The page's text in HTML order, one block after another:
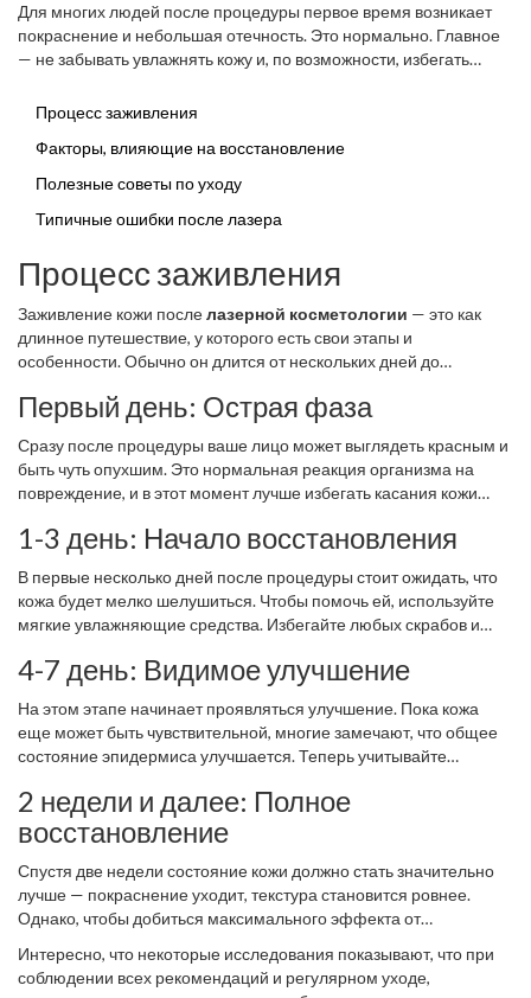
кожу, улучшая текстуру и тон.
Для многих людей после процедуры первое время возникает
покраснение и небольшая отечность. Это нормально. Главное
— не забывать увлажнять кожу и, по возможности, избегать
высоким фактором защиты, ведь после лазера кожа становится
Процесс заживления
Факторы, влияющие на восстановление
Полезные советы по уходу
Типичные ошибки после лазера
Процесс заживления
Заживление кожи послелазерной косметологии — это как
длинное путешествие, у которого есть свои этапы и
особенности. Обычно он длится от нескольких дней до
и типа кожи.
Первый день: Острая фаза
Сразу после процедуры ваше лицо может выглядеть красным и
быть чуть опухшим. Это нормальная реакция организма на
повреждение, и в этот момент лучше избегать касания кожи
убирая лишнюю влагу или выделения.
1-3 день: Начало восстановления
В первые несколько дней после процедуры стоит ожидать, что
кожа будет мелко шелушиться. Чтобы помочь ей, используйте
мягкие увлажняющие средства. Избегайте любых скрабов и
как это может ухудшить состояние кожи.
4-7 день: Видимое улучшение
На этом этапе начинает проявляться улучшение. Пока кожа
еще может быть чувствительной, многие замечают, что общее
состояние эпидермиса улучшается. Теперь учитывайте
именно вашему типу кожи.
2 недели и далее: Полное
восстановление
Спустя две недели состояние кожи должно стать значительно
лучше — покраснение уходит, текстура становится ровнее.
Однако, чтобы добиться максимального эффекта от
косметолога и продолжать использовать защиту от солнца.
Интересно, что некоторые исследования показывают, что при
соблюдении всех рекомендаций и регулярном уходе,